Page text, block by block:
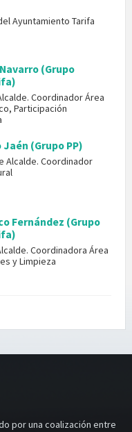
Ayuntamiento Tarifa
(Grupo
Coordinador Área
Participación
(Grupo PP)
Alcalde. Coordinador
Fernández (Grupo
Coordinadora Área
y Limpieza
por una coalización entre